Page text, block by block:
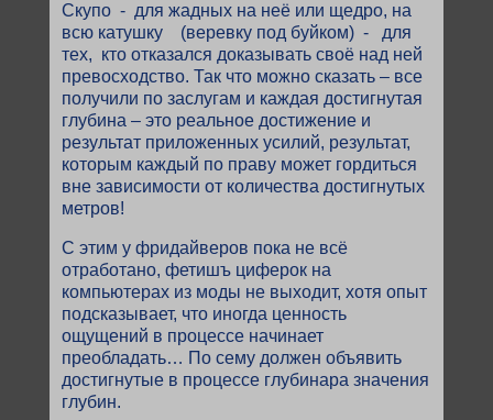
Скупо - для жадных на неё или щедро, на
всю катушку (веревку под буйком) - для
тех, кто отказался доказывать своё над ней
превосходство. Так что можно сказать – все
получили по заслугам и каждая достигнутая
глубина – это реальное достижение и
результат приложенных усилий, результат,
которым каждый по праву может гордиться
вне зависимости от количества достигнутых
метров!
С этим у фридайверов пока не всё
отработано, фетишъ циферок на
компьютерах из моды не выходит, хотя опыт
подсказывает, что иногда ценность
ощущений в процессе начинает
преобладать… По сему должен объявить
достигнутые в процессе глубинара значения
глубин.